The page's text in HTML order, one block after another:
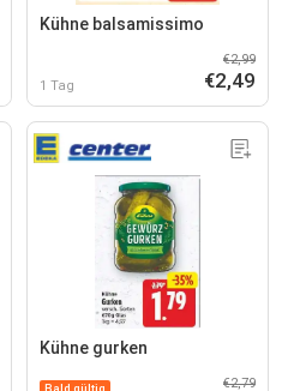
Kühne balsamissimo
1 Tag
€2,99
€2,49
Kühne gurken
Bald gültig €2,79